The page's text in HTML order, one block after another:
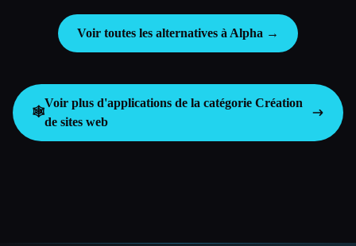
Voir toutes les alternatives à Alpha →
🕸
Voir plus d'applications de la catégorie Création
de sites web